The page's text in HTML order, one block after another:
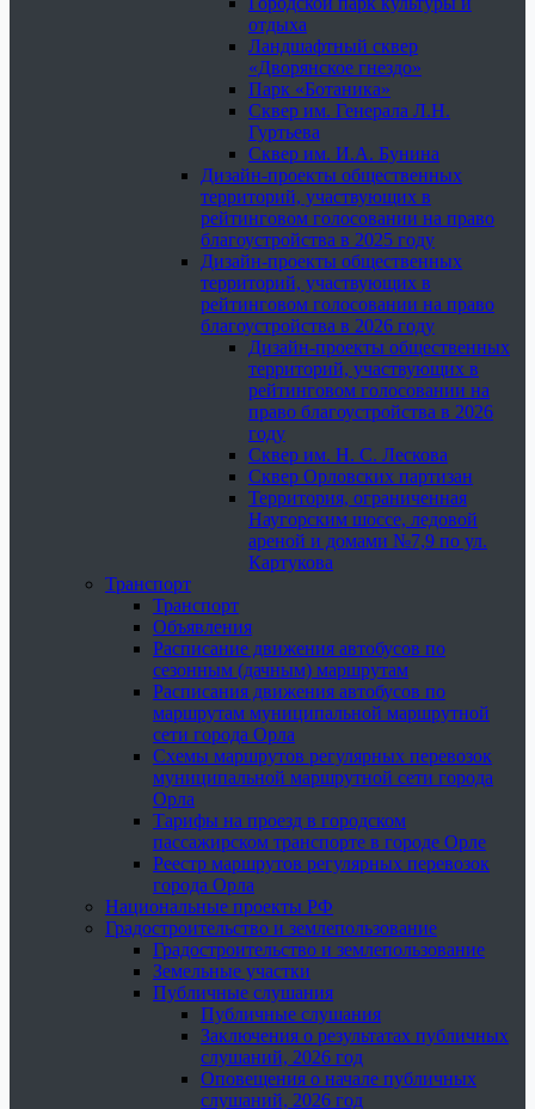
отдыха
Ландшафтный сквер
«Дворянское гнездо»
Парк «Ботаника»
Сквер им. Генерала Л.Н.
Гуртьева
Сквер им. И.А. Бунина
Дизайн-проекты общественных
территорий, участвующих в
рейтинговом голосовании на право
благоустройства в 2025 году
Дизайн-проекты общественных
территорий, участвующих в
рейтинговом голосовании на право
благоустройства в 2026 году
Дизайн-проекты общественных
территорий, участвующих в
рейтинговом голосовании на
право благоустройства в 2026
году
Сквер им. Н. С. Лескова
Сквер Орловских партизан
Территория, ограниченная
Наугорским шоссе, ледовой
ареной и домами №7,9 по ул.
Картукова
Транспорт
Транспорт
Объявления
Расписание движения автобусов по
сезонным (дачным) маршрутам
Расписания движения автобусов по
маршрутам муниципальной маршрутной
сети города Орла
Схемы маршрутов регулярных перевозок
муниципальной маршрутной сети города
Орла
Тарифы на проезд в городском
пассажирском транспорте в городе Орле
Реестр маршрутов регулярных перевозок
города Орла
Национальные проекты РФ
Градостроительство и землепользование
Градостроительство и землепользование
Земельные участки
Публичные слушания
Публичные слушания
Заключения о результатах публичных
слушаний, 2026 год
Оповещения о начале публичных
слушаний, 2026 год